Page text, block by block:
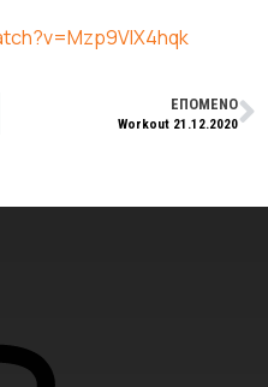
ΕΠΟΜΕΝΟ
Workout 21.12.2020